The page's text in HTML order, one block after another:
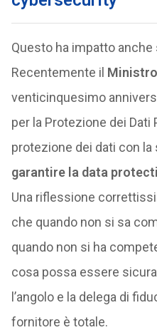
Questo ha impatto
Recentemente il
venticinquesimo
per la Protezione dei Dati
protezione dei dati con la
garantire la data
Una riflessione
che quando non si sa
quando non si ha
cosa possa essere
l’angolo e la delega di
fornitore è totale.